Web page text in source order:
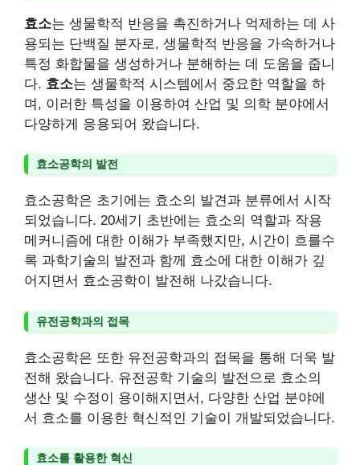
효소는 생물학적 반응을 촉진하거나 억제하는 데 사
용되는 단백질 분자로, 생물학적 반응을 가속하거나
특정 화합물을 생성하거나 분해하는 데 도움을 줍니
다. 효소는 생물학적 시스템에서 중요한 역할을 하
며, 이러한 특성을 이용하여 산업 및 의학 분야에서
다양하게 응용되어 왔습니다.
효소공학의 발전
효소공학은 초기에는 효소의 발견과 분류에서 시작
되었습니다. 20세기 초반에는 효소의 역할과 작용
메커니즘에 대한 이해가 부족했지만, 시간이 흐를수
록 과학기술의 발전과 함께 효소에 대한 이해가 깊
어지면서 효소공학이 발전해 나갔습니다.
유전공학과의 접목
효소공학은 또한 유전공학과의 접목을 통해 더욱 발
전해 왔습니다. 유전공학 기술의 발전으로 효소의
생산 및 수정이 용이해지면서, 다양한 산업 분야에
서 효소를 이용한 혁신적인 기술이 개발되었습니다.
효소를 활용한 혁신